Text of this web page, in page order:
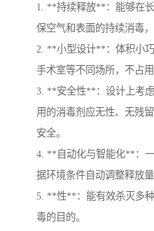
1. **持续释放**：能够在
保空气和表面的持续消毒
2. **小型设计**：体积小
手术室等不同场所，不占用
3. **安全性**：设计上考
用的消毒剂应无性、无残
安全。
4. **自动化与智能化**：
据环境条件自动调整释放
5. **性**：能有效杀灭多
毒的目的。